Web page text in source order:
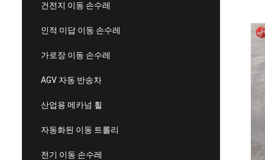
건전지 이동 손수레
인적 미답 이동 손수레
가로장 이동 손수레
AGV 자동 반송차
산업용 메카넘 휠
자동화된 이동 트롤리
전기 이동 손수레